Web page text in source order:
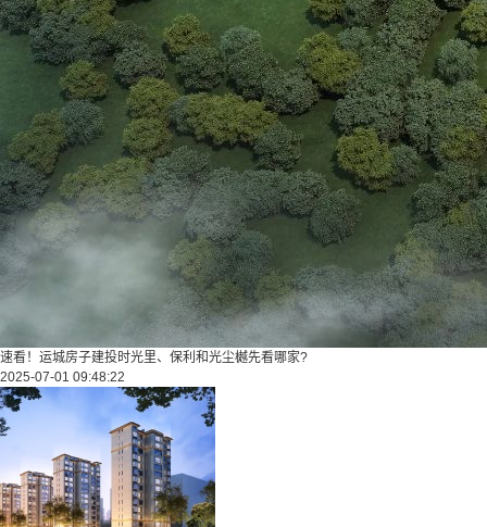
速看！运城房子建投时光里、保利和光尘樾先看哪家?
2025-07-01 09:48:22